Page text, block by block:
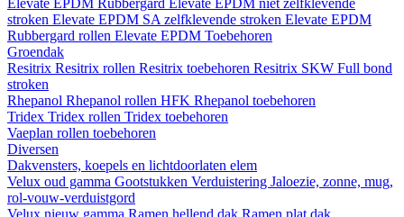
Elevate EPDM Rubbergard Elevate EPDM niet zelfklevende
stroken Elevate EPDM SA zelfklevende stroken Elevate EPDM
Rubbergard rollen Elevate EPDM Toebehoren
Groendak
Resitrix Resitrix rollen Resitrix toebehoren Resitrix SKW Full bond
stroken
Rhepanol Rhepanol rollen HFK Rhepanol toebehoren
Tridex Tridex rollen Tridex toebehoren
Vaeplan rollen toebehoren
Diversen
Dakvensters, koepels en lichtdoorlaten elem
Velux oud gamma Gootstukken Verduistering Jaloezie, zonne, mug,
rol-vouw-verduistgord
Velux nieuw gamma Ramen hellend dak Ramen plat dak